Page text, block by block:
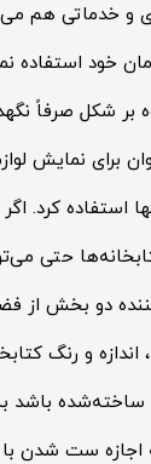
و خدماتی هم می
خود استفاده
بر شکل صرفاً
برای نمایش
استفاده کرد.
حتی
دو بخش از
و رنگ
ساخته‌شده باشد
اجازه ست شدن